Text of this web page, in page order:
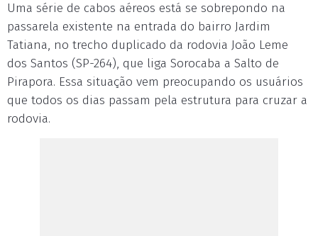
Uma série de cabos aéreos está se sobrepondo na
passarela existente na entrada do bairro Jardim
Tatiana, no trecho duplicado da rodovia João Leme
dos Santos (SP-264), que liga Sorocaba a Salto de
Pirapora. Essa situação vem preocupando os usuários
que todos os dias passam pela estrutura para cruzar a
rodovia.